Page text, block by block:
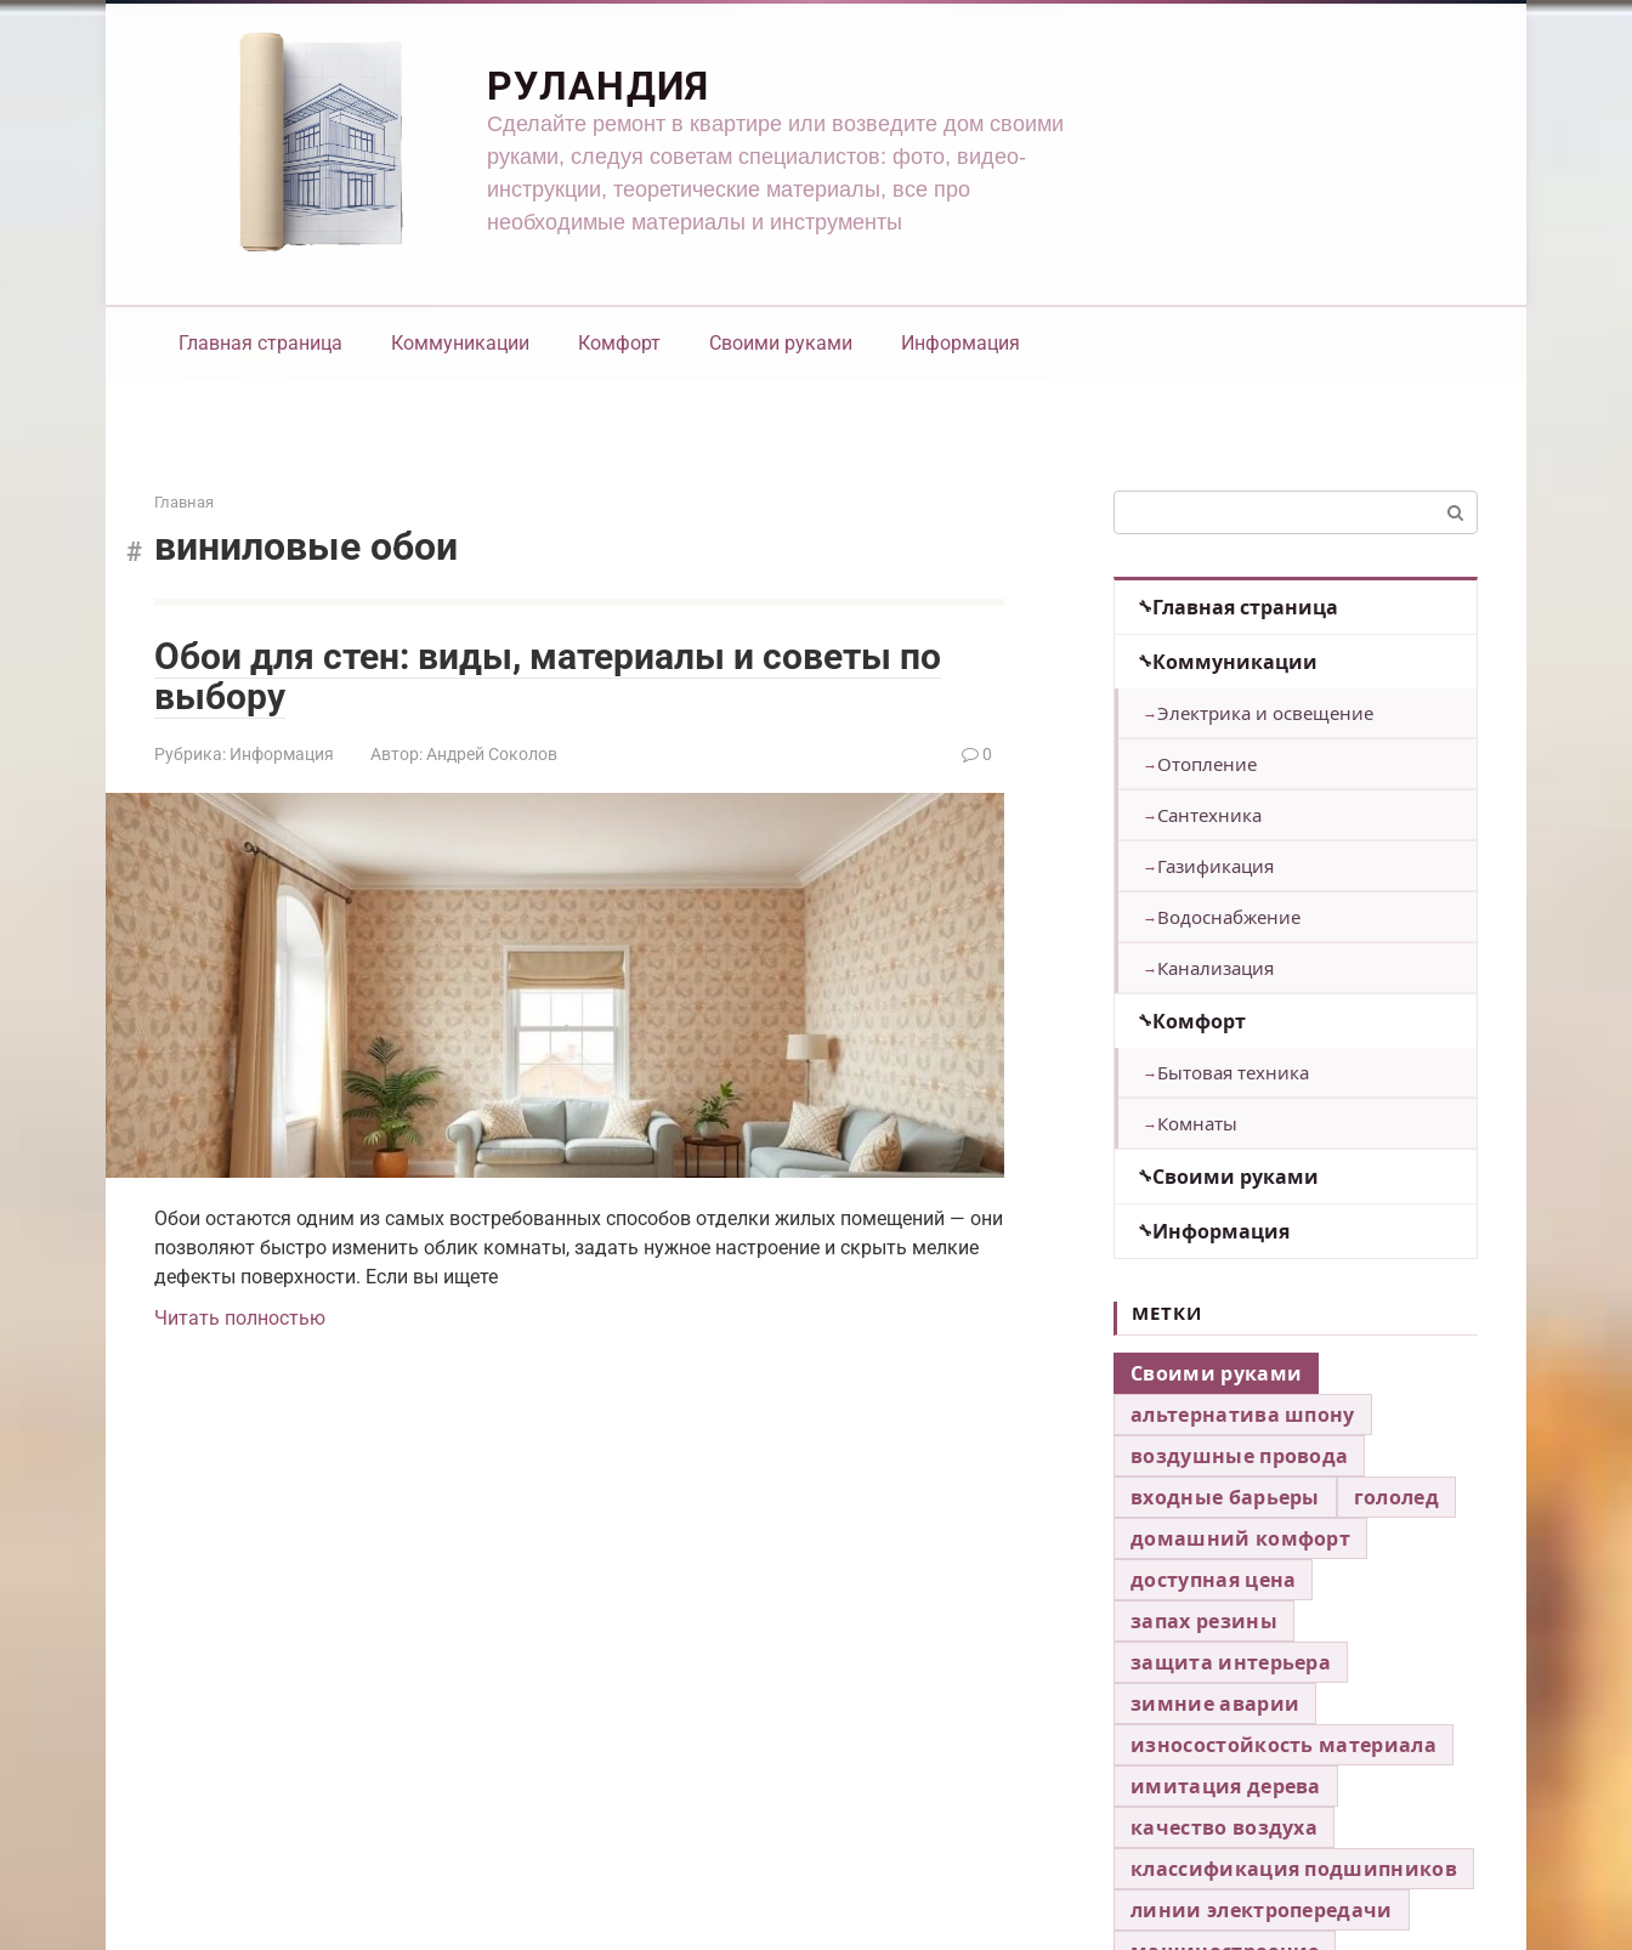
Перейти
РУЛАНДИЯ
Сделайте ремонт в квартире или возведите дом своими
руками, следуя советам специалистов: фото, видео-
инструкции, теоретические материалы, все про
необходимые материалы и инструменты
Главная страница Коммуникации Комфорт Своими руками Информация
Главная
виниловые обои
Обои для стен: виды, материалы и советы по
выбору
Рубрика: Информация Автор: Андрей Соколов 0
Обои остаются одним из самых востребованных способов отделки жилых помещений — они
позволяют быстро изменить облик комнаты, задать нужное настроение и скрыть мелкие
дефекты поверхности. Если вы ищете
Читать полностью
Главная страница
Коммуникации
Электрика и освещение
Отопление
Сантехника
Газификация
Водоснабжение
Канализация
Комфорт
Бытовая техника
Комнаты
Своими руками
Информация
МЕТКИ
Своими руками
альтернатива шпону
воздушные провода
входные барьеры
гололед
домашний комфорт
доступная цена
запах резины
защита интерьера
зимние аварии
износостойкость материала
имитация дерева
качество воздуха
классификация подшипников
линии электропередачи